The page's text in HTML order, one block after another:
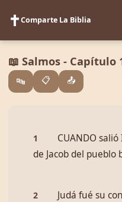
✝️Comparte La Biblia
📖 Salmos - Capítulo
🔤 📋 📤
1
CUANDO
de Jacob del pueblo
2
Judá fué su